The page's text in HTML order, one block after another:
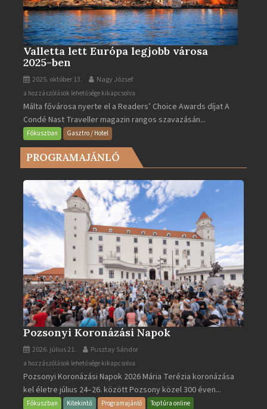
Valletta lett Európa legjobb városa
2025-ben
2025. október 13. Nagy József
Valletta
lett
Európa
legjobb
városa
2025-
bejegyzéshez
a hozzászólások lehetősége kikapcsolva
Málta fővárosa nyerte el a Readers’ Choice Awards díjat A
Condé Nast Traveller magazin rangos szavazásán...
Fókuszban Gasztro / Hotel
PROGRAMAJÁNLÓ
Pozsonyi Koronázási Napok
2026. július 21. Pusztay Sándor
Pozsonyi
Koronázási
Napok
bejegyzéshez
a hozzászólások lehetősége kikapcsolva
Pozsonyi Koronázási Napok 2026 Mária Terézia koronázása
kel életre július 24–26. között Pozsony közel 300 éven...
Fókuszban Kitekintő Programajánló Toptúra online